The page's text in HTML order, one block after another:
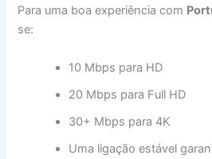
Para uma boa experiência com
se:
10 Mbps para HD
20 Mbps para Full HD
30+ Mbps para 4K
Uma ligação estável